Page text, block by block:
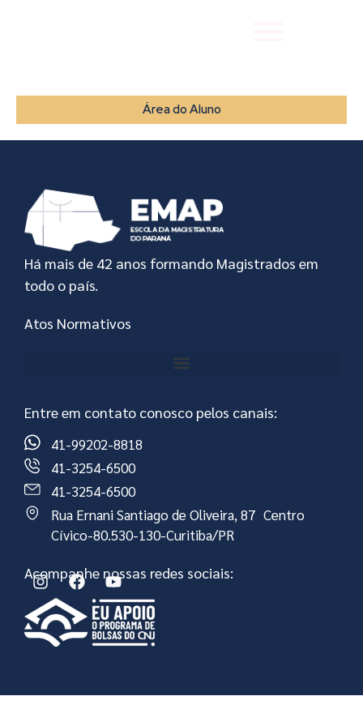
Área do Aluno
Há mais de 42 anos formando Magistrados em
todo o país.
Atos Normativos
Entre em contato conosco pelos canais:
41-99202-8818
41-3254-6500
41-3254-6500
Rua Ernani Santiago de Oliveira, 87 Centro
Cívico-80.530-130-Curitiba/PR
Acompanhe nossas redes sociais: